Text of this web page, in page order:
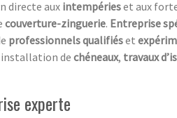
directe auxintempérieset aux
couverture-zinguerie. Entreprise
professionnels qualifiéset
installation dechéneaux, travaux
experte